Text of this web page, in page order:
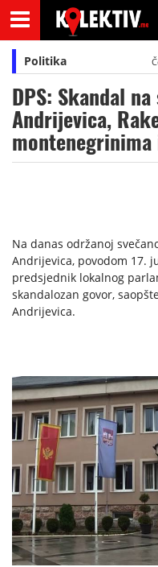
Politika
DPS: Skandal
Andrijevica,
Na danas održanoj
Andrijevica, povodom 17.
predsjednik lokalnog
skandalozan govor,
Andrijevica.